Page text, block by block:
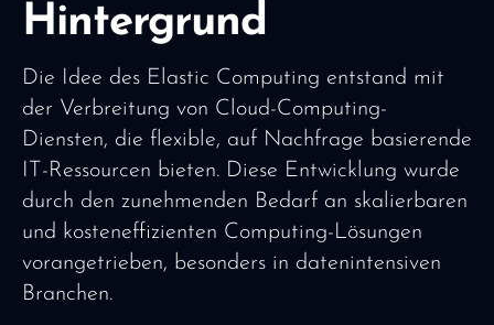
Hintergrund
Die Idee des Elastic Computing entstand mit
der Verbreitung von Cloud-Computing-
Diensten, die flexible, auf Nachfrage basierende
IT-Ressourcen bieten. Diese Entwicklung wurde
durch den zunehmenden Bedarf an skalierbaren
und kosteneffizienten Computing-Lösungen
vorangetrieben, besonders in datenintensiven
Branchen.